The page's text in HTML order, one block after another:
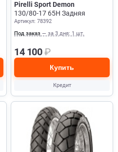
Pirelli Sport Demon
130/80-17 65H Задняя
Артикул: 78392
Под заказ — за 3 дня: 1 шт.
14 100₽
Купить
Кредит